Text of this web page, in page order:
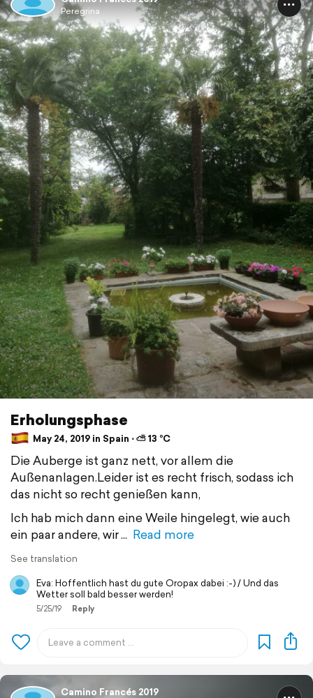
Peregrina
Erholungsphase
May 24, 2019 in Spain ⋅ ⛅ 13 °C
Die Auberge ist ganz nett, vor allem die
Außenanlagen.Leider ist es recht frisch, sodass ich
das nicht so recht genießen kann,
Ich hab mich dann eine Weile hingelegt, wie auch
ein paar andere, wir
Read more
See translation
Eva: Hoffentlich hast du gute Oropax dabei :-) / Und das
Wetter soll bald besser werden!
5/25/19 Reply
Camino Francés 2019